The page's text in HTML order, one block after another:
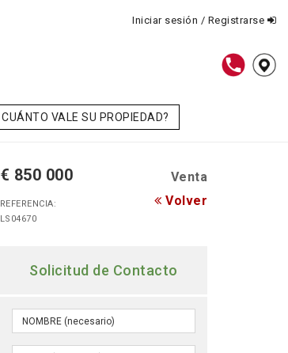
Iniciar sesión / Registrarse
CUÁNTO VALE SU PROPIEDAD?
€ 850 000 Venta
REFERENCIA:
LS04670
Volver
Solicitud de Contacto